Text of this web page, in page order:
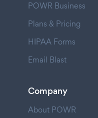
POWR Business
Plans & Pricing
HIPAA Forms
Email Blast
Company
About POWR